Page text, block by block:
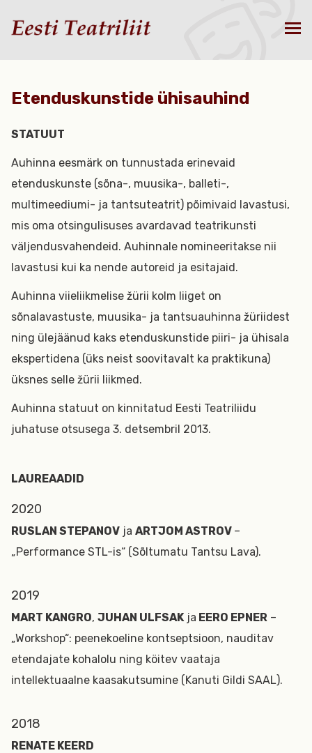
Etenduskunstide ühisauhind
STATUUT
Auhinna eesmärk on tunnustada erinevaid
etenduskunste (sõna-, muusika-, balleti-,
multimeediumi- ja tantsuteatrit) põimivaid lavastusi,
mis oma otsingulisuses avardavad teatrikunsti
väljendusvahendeid. Auhinnale nomineeritakse nii
lavastusi kui ka nende autoreid ja esitajaid.
Auhinna viieliikmelise žürii kolm liiget on
sõnalavastuste, muusika- ja tantsuauhinna žüriidest
ning ülejäänud kaks etenduskunstide piiri- ja ühisala
ekspertidena (üks neist soovitavalt ka praktikuna)
üksnes selle žürii liikmed.
Auhinna statuut on kinnitatud Eesti Teatriliidu
juhatuse otsusega 3. detsembril 2013.
LAUREAADID
2020
RUSLAN STEPANOV ja ARTJOM ASTROV –
„Performance STL-is“ (Sõltumatu Tantsu Lava).
2019
MART KANGRO, JUHAN ULFSAKja EERO EPNER –
„Workshop“: peenekoeline kontseptsioon, nauditav
etendajate kohalolu ning köitev vaataja
intellektuaalne kaasakutsumine (Kanuti Gildi SAAL).
2018
RENATE KEERD